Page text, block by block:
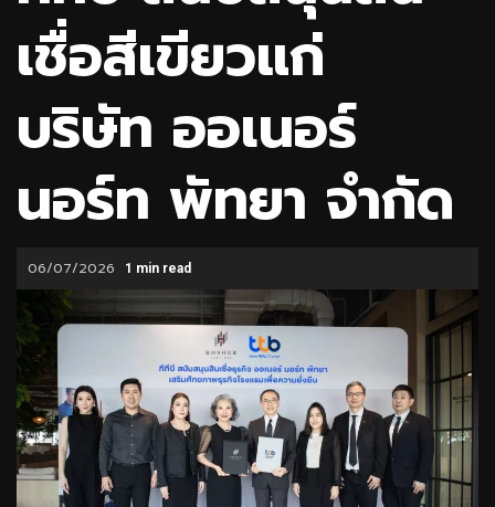
เชื่อสีเขียวแก่
บริษัท ออเนอร์
นอร์ท พัทยา จำกัด
06/07/2026 1 min read